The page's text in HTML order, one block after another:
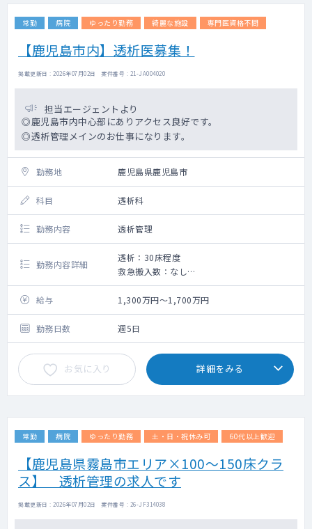
常勤 病院 ゆったり勤務 綺麗な施設 専門医資格不問
【鹿児島市内】透析医募集！
掲載更新日 : 2026年07月02日 案件番号 : 21-JA004020
担当エージェントより
◎鹿児島市内中心部にありアクセス良好です。
◎透析管理メインのお仕事になります。
勤務地 鹿児島県鹿児島市
科目 透析科
勤務内容 透析管理
勤務内容詳細
透析：30床程度
救急搬入数：なし
手術数：なし
給与
1,300万円～1,700万円
勤務日数 週5日
お気に入り 詳細をみる
常勤 病院 ゆったり勤務 土・日・祝休み可 60代以上歓迎
【鹿児島県霧島市エリア×100～150床クラ
ス】 透析管理の求人です
掲載更新日 : 2026年07月02日 案件番号 : 26-JF314038